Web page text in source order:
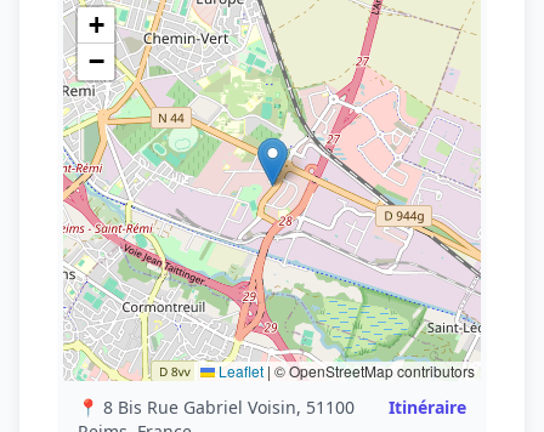
+
−
Leaflet | © OpenStreetMap contributors
📍 8 Bis Rue Gabriel Voisin, 51100
Itinéraire